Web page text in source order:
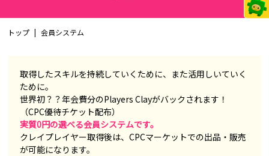
トップ 会員システム
取得したスキルを持続していくために、また活用しいていく
ために。
世界初？？年会費分のPlayers Clayがバックされます！
（CPC優待チケット配布）
実質0円の選べる会員システムです。
クレイプレイヤー取得後は、CPCマーケットでの出品・販売
が可能になります。